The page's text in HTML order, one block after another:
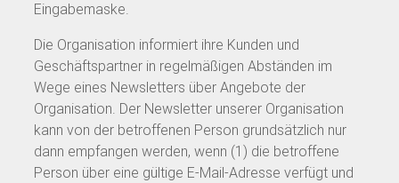
Eingabemaske.
Die Organisation informiert ihre Kunden und
Geschäftspartner in regelmäßigen Abständen im
Wege eines Newsletters über Angebote der
Organisation. Der Newsletter unserer Organisation
kann von der betroffenen Person grundsätzlich nur
dann empfangen werden, wenn (1) die betroffene
Person über eine gültige E-Mail-Adresse verfügt und